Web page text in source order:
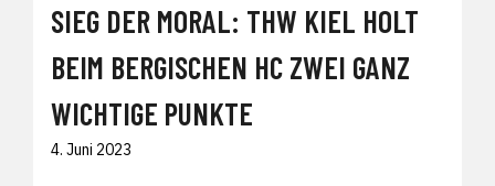
SIEG DER MORAL: THW KIEL HOLT
BEIM BERGISCHEN HC ZWEI GANZ
WICHTIGE PUNKTE
4. Juni 2023